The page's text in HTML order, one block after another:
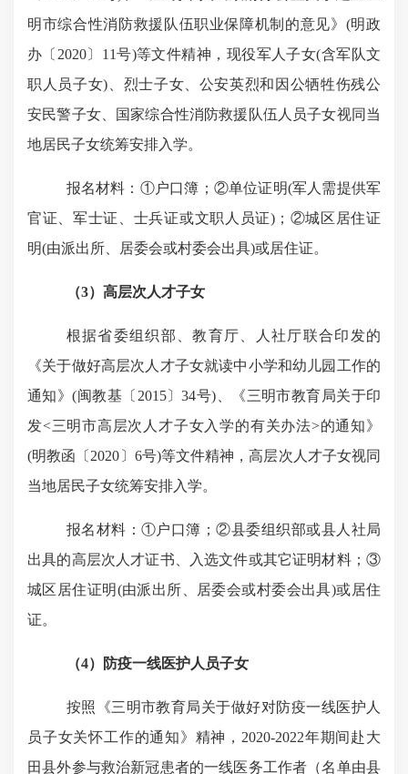
明市综合性消防救援队伍职业保障机制的意见》 (明政
办〔 2020〕 11号)等文件精神，现役军人子女(含军队文
职人员子女) 、烈士子女、公安英烈和因公牺牲伤残公
安民警子女、国家综合性消防救援队伍人员子女视同当
地居民子女统筹安排入学。
报名材料：①户口簿；②单位证明(军人需提供军
官证、军士证、士兵证或文职人员证)；②城区居住证
明(由派出所、居委会或村委会出具)或居住证。
（3） 高层次人才子女
根据省委组织部、教育厅、人社厅联合印发的
《关于做好高层次人才子女就读中小学和幼儿园工作的
通知》(闽教基〔 2015〕34号) 、《三明市教育局关于印
发<三明市高层次人才子女入学的有关办法>的通知》
(明教函〔 2020 〕 6号)等文件精神，高层次人才子女视同
当地居民子女统筹安排入学。
报名材料 ： ①户口簿；②县委组织部或县人社局
出具的高层次人才证书、入选文件或其它证明材料；③
城区居住证明(由派出所、居委会或村委会出具)或居住
证。
（4） 防疫一线医护人员子女
按照《三明市教育局关于做好对防疫一线医护人
员子女关怀工作的通知》精神， 2020-2022年期间赴大
田县外参与救治新冠患者的一线医务工作者（名单由县